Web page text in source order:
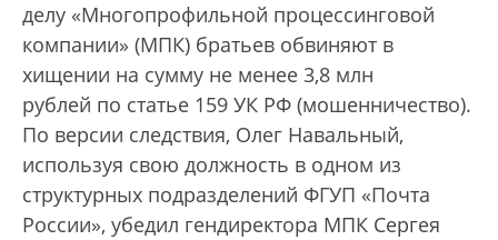
делу «Многопрофильной процессинговой
компании» (МПК) братьев обвиняют в
хищении на сумму не менее 3,8 млн
рублей по статье 159 УК РФ (мошенничество).
По версии следствия, Олег Навальный,
используя свою должность в одном из
структурных подразделений ФГУП «Почта
России», убедил гендиректора МПК Сергея